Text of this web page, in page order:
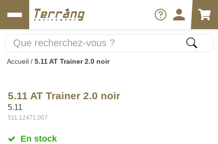
Accueil / 5.11 AT Trainer 2.0 noir
5.11 AT Trainer 2.0 noir
5.11
511.12471.007
En stock